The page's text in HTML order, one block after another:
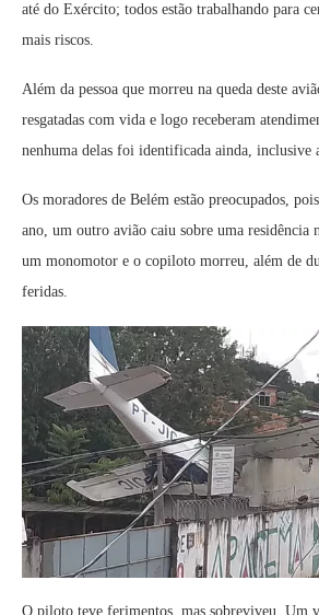
até do Exército; todos estão trabalhando para
mais riscos.
Além da pessoa que morreu na queda deste
resgatadas com vida e logo receberam
nenhuma delas foi identificada ainda, inclusive
Os moradores de Belém estão preocupados,
ano, um outro avião caiu sobre uma
um monomotor e o copiloto morreu, além de
feridas.
O piloto teve ferimentos, mas sobreviveu. Um